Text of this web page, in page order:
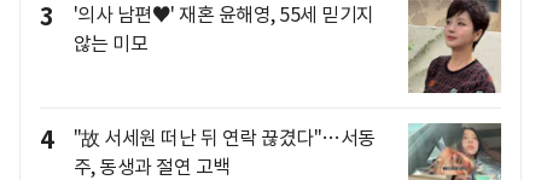
3
'의사 남편♥' 재혼 윤해영, 55세 믿기지
않는 미모
4
"故 서세원 떠난 뒤 연락 끊겼다"…서동
주, 동생과 절연 고백